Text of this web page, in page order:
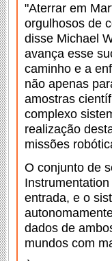
"Aterrar em
orgulhosos de
disse Michael
avança esse
caminho e a
não apenas
amostras
complexo
realização
missões
O conjunto de
entrada, e o
dados de
mundos com